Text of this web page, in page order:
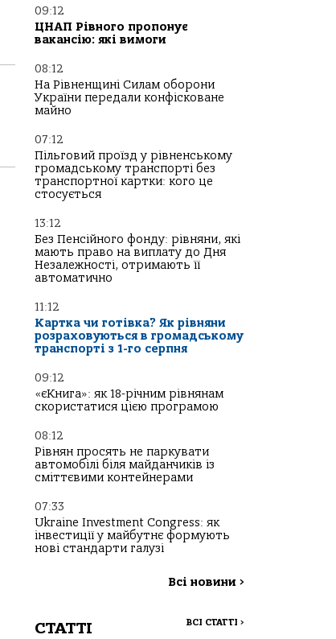
09:12
ЦНАП Рівного пропонує
вакансію: які вимоги
08:12
На Рівненщині Силам оборони
України передали конфісковане
майно
07:12
Пільговий проїзд у рівненському
громадському транспорті без
транспортної картки: кого це
стосується
13:12
Без Пенсійного фонду: рівняни, які
мають право на виплату до Дня
Незалежності, отримають її
автоматично
11:12
Картка чи готівка? Як рівняни
розраховуються в громадському
транспорті з 1-го серпня
09:12
«єКнига»: як 18-річним рівнянам
скористатися цією програмою
08:12
Рівнян просять не паркувати
автомобілі біля майданчиків із
сміттєвими контейнерами
07:33
Ukraine Investment Congress: як
інвестиції у майбутнє формують
нові стандарти галузі
Всі новини >
СТАТТІ ВСІ СТАТТІ >